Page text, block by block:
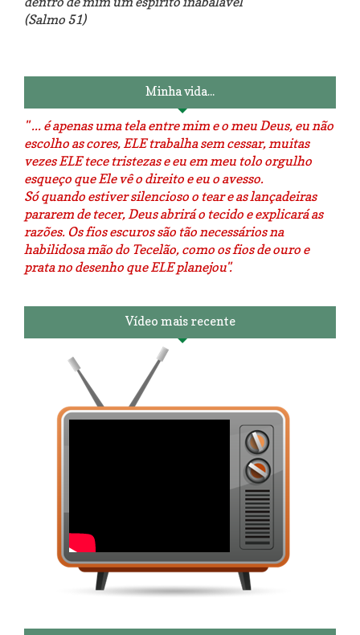
(Salmo 51)
Minha vida...
" ... é apenas uma tela entre mim e o meu Deus, eu não
escolho as cores, ELE trabalha sem cessar, muitas
vezes ELE tece tristezas e eu em meu tolo orgulho
esqueço que Ele vê o direito e eu o avesso.
Só quando estiver silencioso o tear e as lançadeiras
pararem de tecer, Deus abrirá o tecido e explicará as
razões. Os fios escuros são tão necessários na
habilidosa mão do Tecelão, como os fios de ouro e
prata no desenho que ELE planejou".
Vídeo mais recente